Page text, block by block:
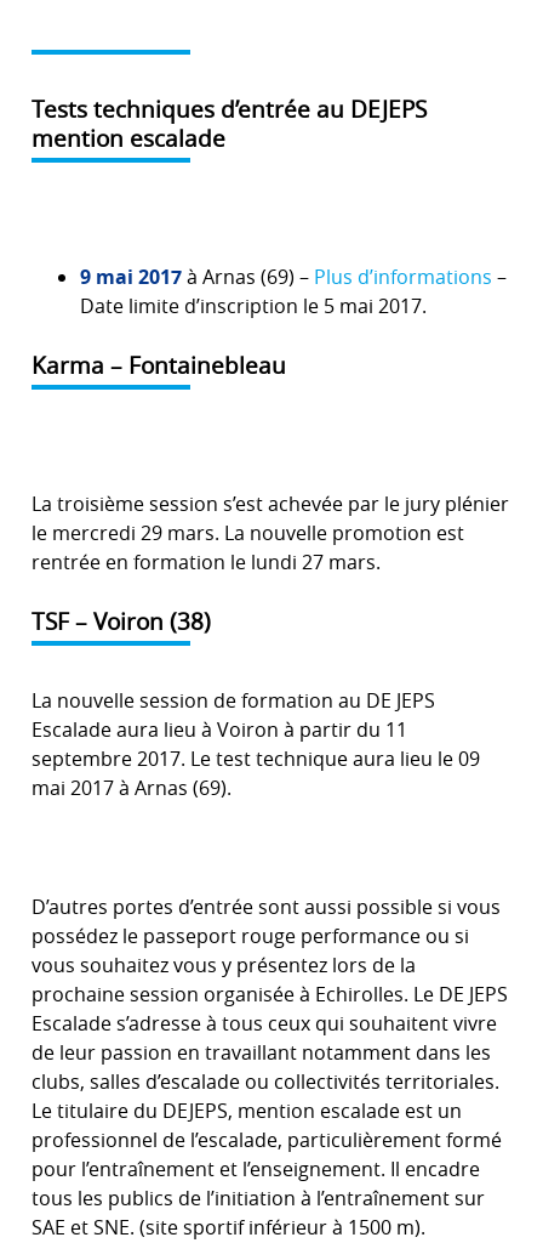
Tests techniques d’entrée au DEJEPS
mention escalade
9 mai 2017à Arnas (69) – Plus d’informations –
Date limite d’inscription le 5 mai 2017.
Karma – Fontainebleau
La troisième session s’est achevée par le jury plénier
le mercredi 29 mars. La nouvelle promotion est
rentrée en formation le lundi 27 mars.
TSF – Voiron (38)
La nouvelle session de formation au DE JEPS
Escalade aura lieu à Voiron à partir du 11
septembre 2017. Le test technique aura lieu le 09
mai 2017 à Arnas (69).
D’autres portes d’entrée sont aussi possible si vous
possédez le passeport rouge performance ou si
vous souhaitez vous y présentez lors de la
prochaine session organisée à Echirolles. Le DE JEPS
Escalade s’adresse à tous ceux qui souhaitent vivre
de leur passion en travaillant notamment dans les
clubs, salles d’escalade ou collectivités territoriales.
Le titulaire du DEJEPS, mention escalade est un
professionnel de l’escalade, particulièrement formé
pour l’entraînement et l’enseignement. Il encadre
tous les publics de l’initiation à l’entraînement sur
SAE et SNE. (site sportif inférieur à 1500 m).